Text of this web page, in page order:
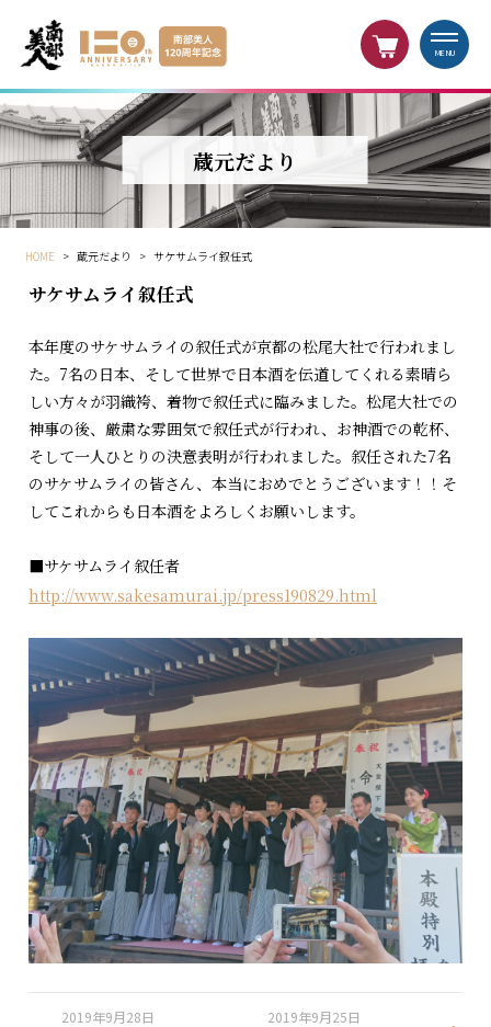
MENU
蔵元だより
HOME > 蔵元だより > サケサムライ叙任式
サケサムライ叙任式
本年度のサケサムライの叙任式が京都の松尾大社で行われまし
た。7名の日本、そして世界で日本酒を伝道してくれる素晴ら
しい方々が羽織袴、着物で叙任式に臨みました。松尾大社での
神事の後、厳粛な雰囲気で叙任式が行われ、お神酒での乾杯、
そして一人ひとりの決意表明が行われました。叙任された7名
のサケサムライの皆さん、本当におめでとうございます！！そ
してこれからも日本酒をよろしくお願いします。
■サケサムライ叙任者
http://www.sakesamurai.jp/press190829.html
2019年9月28日 2019年9月25日